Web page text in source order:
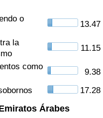
o
13.47
la
11.15
como
9.38
17.28
Árabes